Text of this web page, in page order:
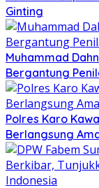
Ginting
Muhammad
Bergantung
Polres Karo
Berlangsung